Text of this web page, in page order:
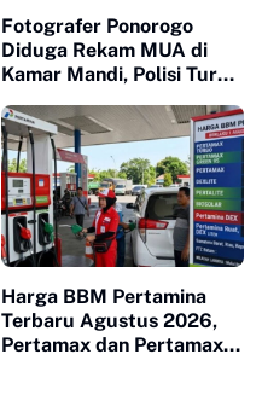
Fotografer Ponorogo
Diduga Rekam MUA di
Kamar Mandi, Polisi Turun
Harga BBM Pertamina
Terbaru Agustus 2026,
Pertamax dan Pertamax